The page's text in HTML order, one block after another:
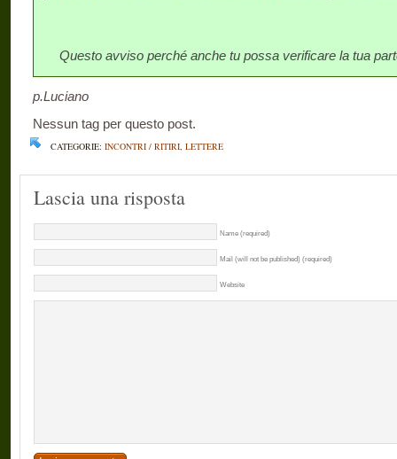
Questo avviso perché anche tu possa verificare la tua
p.Luciano
Nessun tag per questo post.
CATEGORIE: INCONTRI / RITIRI LETTERE
Lascia una risposta
Name (required)
Mail (will not be published) (required)
Website